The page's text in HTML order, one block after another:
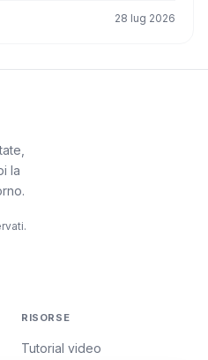
28 lug 2026
la
RISORSE
Tutorial video